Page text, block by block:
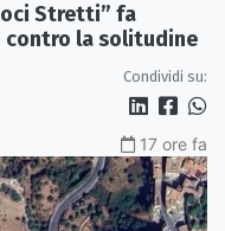
Stretti” fa
contro la solitudine
Condividi su:
17 ore fa